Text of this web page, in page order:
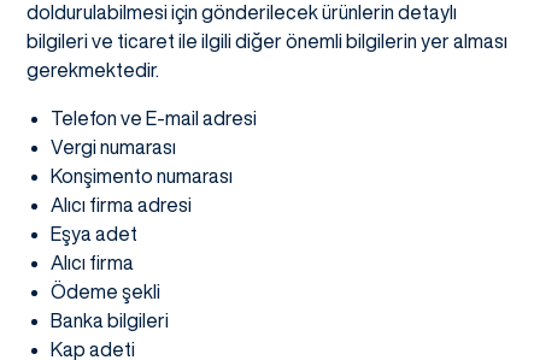
doldurulabilmesi için gönderilecek ürünlerin detaylı
bilgileri ve ticaret ile ilgili diğer önemli bilgilerin yer alması
gerekmektedir.
Telefon ve E-mail adresi
Vergi numarası
Konşimento numarası
Alıcı firma adresi
Eşya adet
Alıcı firma
Ödeme şekli
Banka bilgileri
Kap adeti